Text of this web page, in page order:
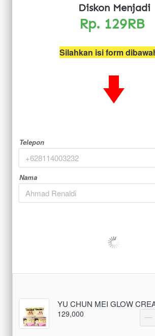
Diskon Menjadi
Rp. 129RB
Silahkan isi form
Telepon
Nama
YU CHUN MEI GLOW
129,000